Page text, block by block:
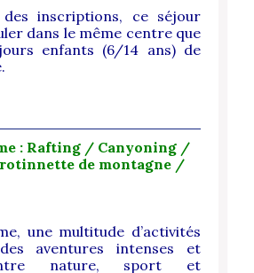
inscriptions, ce séjour
dans le même centre que
enfants (6/14 ans) de
: Rafting / Canyoning /
de montagne /
une multitude d’activités
aventures intenses et
nature, sport et